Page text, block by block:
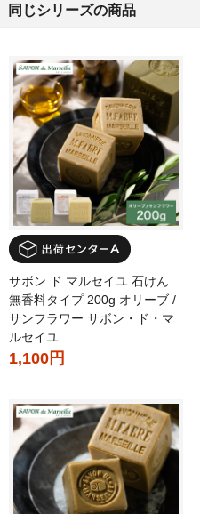
同じシリーズの商品
サボン ド マルセイユ 石けん
無香料タイプ 200g オリーブ /
サンフラワー サボン・ド・マ
ルセイユ
1,100円